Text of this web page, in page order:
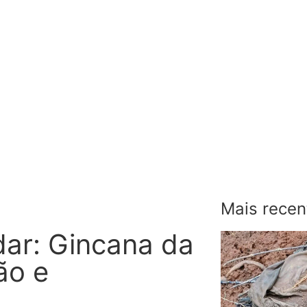
Gincana da
e
Mais